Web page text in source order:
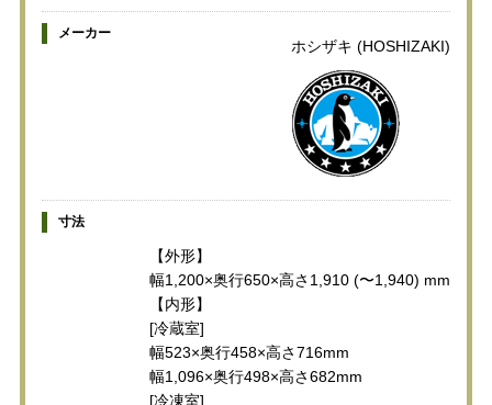
メーカー
ホシザキ (HOSHIZAKI)
寸法
【外形】
幅1,200×奥行650×高さ1,910 (〜1,940) mm
【内形】
[冷蔵室]
幅523×奥行458×高さ716mm
幅1,096×奥行498×高さ682mm
[冷凍室]